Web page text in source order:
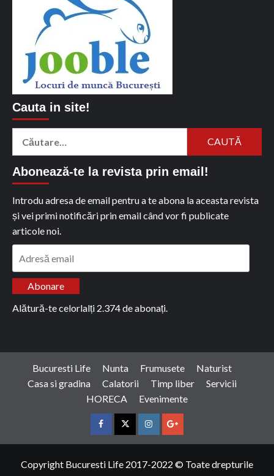
Cauta in site!
Abonează-te la revista prin email!
Introdu adresa de email pentru a te abona la aceasta revista
și vei primi notificări prin email când vor fi publicate
articole noi.
Abonare
Alătură-te celorlalți 2.374 de abonați.
Bucuresti Life Nunta Frumusete
Naturist
Casa si gradina
Calatorii Timp liber
Servicii
HORECA
Evenimente
FacebookTwitterInstagramGoogle
Copyright Bucuresti Life 2017-2022 © Toate drepturile